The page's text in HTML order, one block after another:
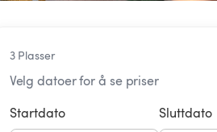
3 Plasser
Velg datoer for å se priser
Startdato
Sluttdato